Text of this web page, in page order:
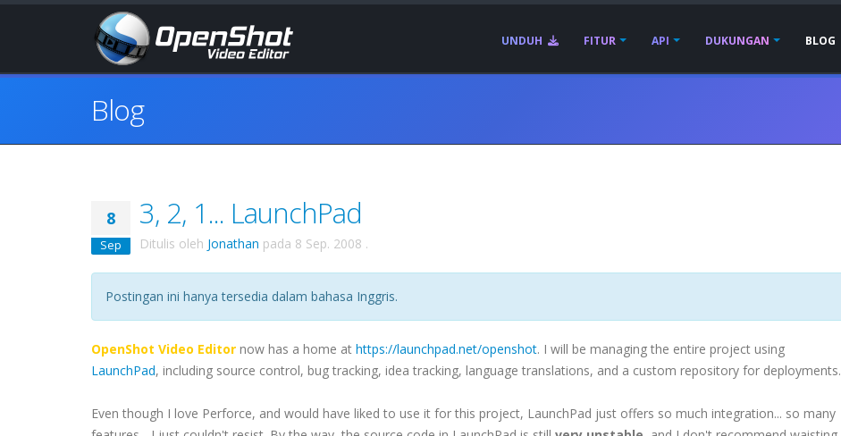
UNDUH FITUR API DUKUNGAN BLOG
Blog
8
Sep
3, 2, 1... LaunchPad
Ditulis oleh Jonathan pada 8 Sep. 2008 .
Postingan ini hanya tersedia dalam bahasa Inggris.
OpenShot Video Editor now has a home at https://launchpad.net/openshot. I will be managing the entire project using
LaunchPad, including source control, bug tracking, idea tracking, language translations, and a custom repository for deployments.
Even though I love Perforce, and would have liked to use it for this project, LaunchPad just offers so much integration... so many